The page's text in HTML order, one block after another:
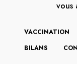
vous
VACCINATION
BILANS